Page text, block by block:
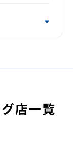
店一覧